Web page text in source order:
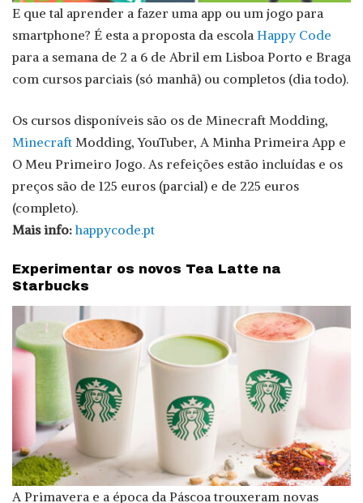
E que tal aprender a fazer uma app ou um jogo para
smartphone? É esta a proposta da escola Happy Code
para a semana de 2 a 6 de Abril em Lisboa Porto e Braga
com cursos parciais (só manhã) ou completos (dia todo).
Os cursos disponíveis são os de Minecraft Modding,
Minecraft Modding, YouTuber, A Minha Primeira App e
O Meu Primeiro Jogo. As refeições estão incluídas e os
preços são de 125 euros (parcial) e de 225 euros
(completo).
Mais info: happycode.pt
Experimentar os novos Tea Latte na
Starbucks
A Primavera e a época da Páscoa trouxeram novas